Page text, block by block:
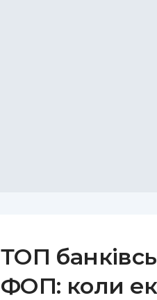
ТОП
ФОП: коли